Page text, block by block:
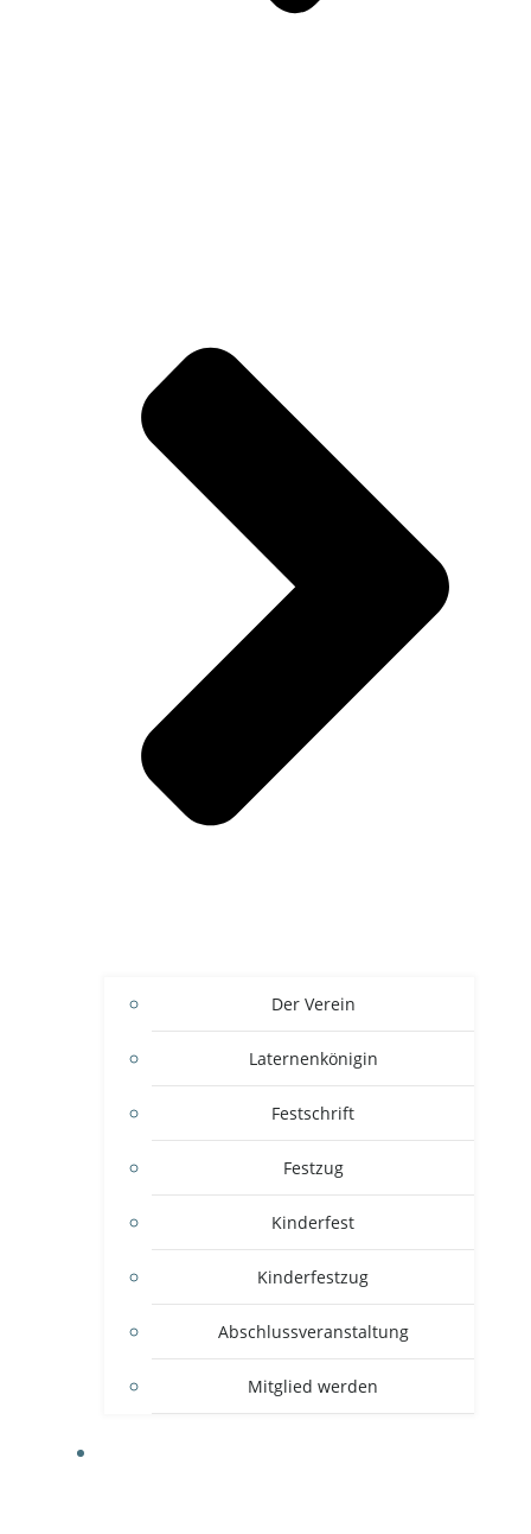
Der Verein
Laternenkönigin
Festschrift
Festzug
Kinderfest
Kinderfestzug
Abschlussveranstaltung
Mitglied werden